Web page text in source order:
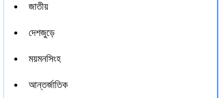
জাতীয়
দেশজুড়ে
ময়মনসিংহ
আন্তর্জাতিক